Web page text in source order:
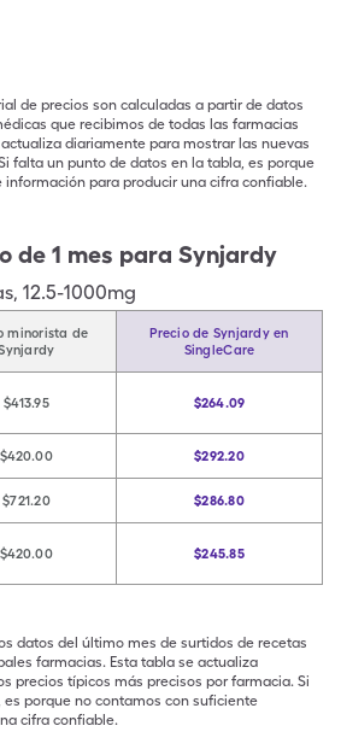
de precios son calculadas a partir de datos
que recibimos de todas las farmacias
diariamente para mostrar las nuevas
falta un punto de datos en la tabla, es porque
para producir una cifra confiable.
de 1 mes para Synjardy
, 12.5-1000mg
minorista de
Precio de Synjardy en
SingleCare
$413.95 $264.09
$420.00 $292.20
$721.20 $286.80
$420.00 $245.85
datos del último mes de surtidos de recetas
farmacias. Esta tabla se actualiza
precios típicos más precisos por farmacia. Si
porque no contamos con suficiente
cifra confiable.